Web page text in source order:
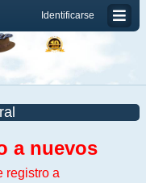
Identificarse
a nuevos
registro a